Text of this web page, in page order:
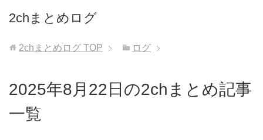
2chまとめログ
2chまとめログ TOP ログ
2025年8月22日の2chまとめ記事
一覧